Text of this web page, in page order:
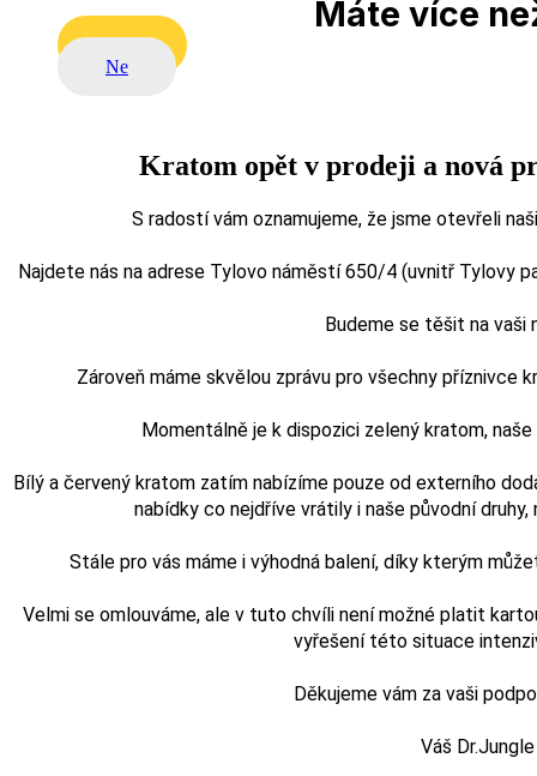
Máte více
Ne
Kratom opět v prodeji a nová
S radostí vám oznamujeme, že jsme otevřeli
Najdete nás na adrese Tylovo náměstí 650/4 (uvnitř Tylovy
Budeme se těšit na vaši
Zároveň máme skvělou zprávu pro všechny příznivce
Momentálně je k dispozici zelený kratom,
Bílý a červený kratom zatím nabízíme pouze od externího
nabídky co nejdříve vrátily i naše původní
Stále pro vás máme i výhodná balení, díky kterým
Velmi se omlouváme, ale v tuto chvíli není možné platit
vyřešení této situace
Děkujeme vám za vaši
Váš